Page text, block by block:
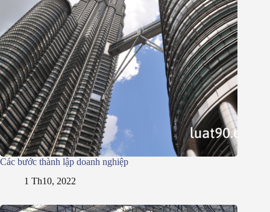
Các bước thành lập doanh nghiệp
1 Th10, 2022